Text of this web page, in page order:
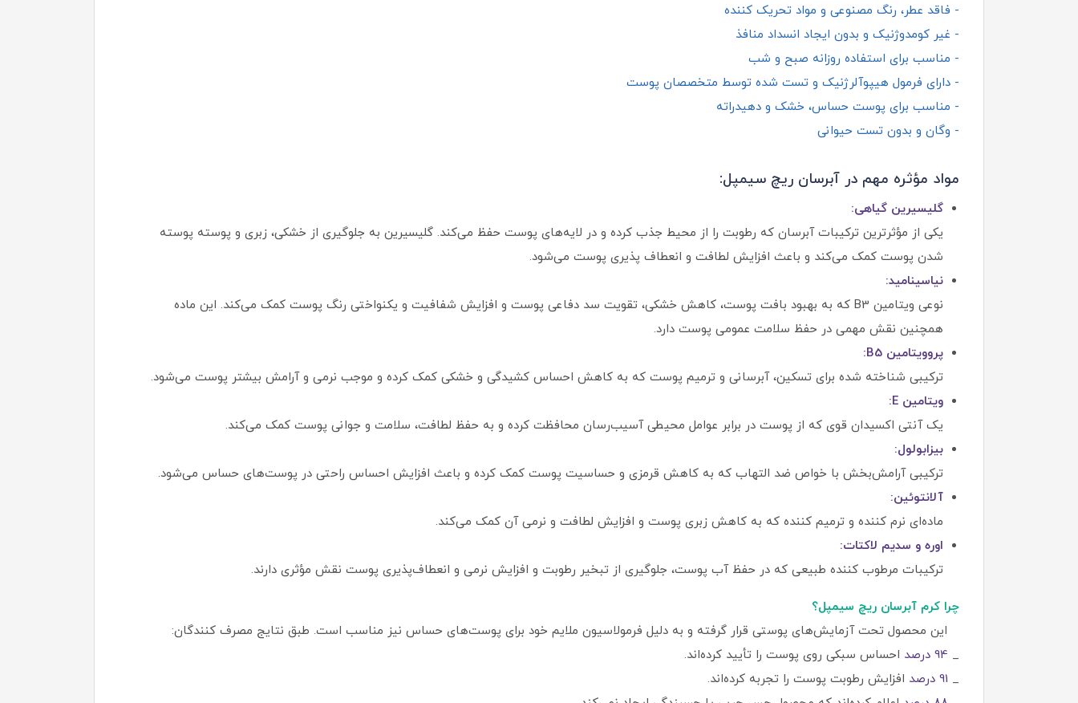
- فاقد عطر، رنگ مصنوعی و مواد تحریک‌ کننده
- غیر کومدوژنیک و بدون ایجاد انسداد منافذ
- مناسب برای استفاده روزانه صبح و شب
- دارای فرمول هیپوآلرژنیک و تست شده توسط متخصصان پوست
- مناسب برای پوست حساس، خشک و دهیدراته
- وگان و بدون تست حیوانی
مواد مؤثره مهم در آبرسان ریچ سیمپل:
گلیسیرین گیاهی:
یکی از مؤثرترین ترکیبات آبرسان که رطوبت را از محیط جذب کرده و در لایه‌های پوست حفظ می‌کند. گلیسیرین به جلوگیری از خشکی، زبری و پوسته‌ پوسته
شدن پوست کمک می‌کند و باعث افزایش لطافت و انعطاف‌ پذیری پوست می‌شود.
نیاسینامید:
نوعی ویتامین B3 که به بهبود بافت پوست، کاهش خشکی، تقویت سد دفاعی پوست و افزایش شفافیت و یکنواختی رنگ پوست کمک می‌کند. این ماده
همچنین نقش مهمی در حفظ سلامت عمومی پوست دارد.
پروویتامین B5:
ترکیبی شناخته‌ شده برای تسکین، آبرسانی و ترمیم پوست که به کاهش احساس کشیدگی و خشکی کمک کرده و موجب نرمی و آرامش بیشتر پوست می‌شود.
ویتامین E:
یک آنتی‌ اکسیدان قوی که از پوست در برابر عوامل محیطی آسیب‌رسان محافظت کرده و به حفظ لطافت، سلامت و جوانی پوست کمک می‌کند.
بیزابولول:
ترکیبی آرامش‌بخش با خواص ضد التهاب که به کاهش قرمزی و حساسیت پوست کمک کرده و باعث افزایش احساس راحتی در پوست‌های حساس می‌شود.
آلانتوئین:
ماده‌ای نرم‌ کننده و ترمیم‌ کننده که به کاهش زبری پوست و افزایش لطافت و نرمی آن کمک می‌کند.
اوره و سدیم لاکتات:
ترکیبات مرطوب‌ کننده طبیعی که در حفظ آب پوست، جلوگیری از تبخیر رطوبت و افزایش نرمی و انعطاف‌پذیری پوست نقش مؤثری دارند.
چرا کرم آبرسان ریچ سیمپل؟
این محصول تحت آزمایش‌های پوستی قرار گرفته و به دلیل فرمولاسیون ملایم خود برای پوست‌های حساس نیز مناسب است. طبق نتایج مصرف‌ کنندگان:
_ 94 درصد
احساس سبکی روی پوست را تأیید کرده‌اند.
_ 91 درصد
افزایش رطوبت پوست را تجربه کرده‌اند.